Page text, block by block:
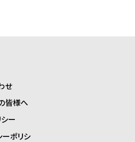
せ
皆様へ
ー
ーポリシ